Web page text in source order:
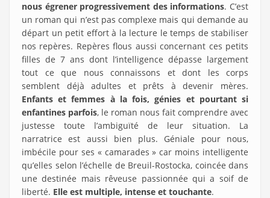
nous égrener progressivement des informations. C’est
un roman qui n’est pas complexe mais qui demande au
départ un petit effort à la lecture le temps de stabiliser
nos repères. Repères flous aussi concernant ces petits
filles de 7 ans dont l’intelligence dépasse largement
tout ce que nous connaissons et dont les corps
semblent déjà adultes et prêts à devenir mères.
Enfants et femmes à la fois, génies et pourtant si
enfantines parfois, le roman nous fait comprendre avec
justesse toute l’ambiguïté de leur situation. La
narratrice est aussi bien plus. Géniale pour nous,
imbécile pour ses « camarades » car moins intelligente
qu’elles selon l’échelle de Breuil-Rostocka, coincée dans
une destinée mais rêveuse passionnée qui a soif de
liberté. Elle est multiple, intense et touchante.